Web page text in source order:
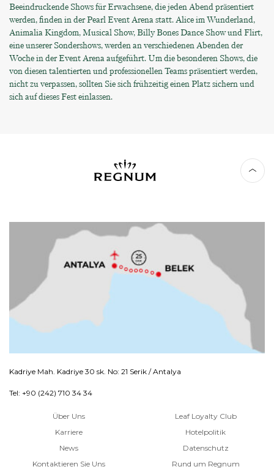
Beeindruckende Shows für Erwachsene, die jeden Abend präsentiert
werden, finden in der Pearl Event Arena statt. Alice im Wunderland,
Animalia Kingdom, Musical Show, Billy Bones Dance Show und Flirt,
eine unserer Sondershows, werden an verschiedenen Abenden der
Woche in der Event Arena aufgeführt. Um die besonderen Shows, die
von diesen talentierten und professionellen Teams präsentiert werden,
nicht zu verpassen, sollten Sie sich frühzeitig einen Platz sichern und
sich auf dieses Fest einlassen.
Kadriye Mah. Kadriye 30 sk. No: 21 Serik / Antalya
Tel: +90 (242) 710 34 34
Über Uns
Karriere
News
Kontaktieren Sie Uns
Leaf Loyalty Club
Hotelpolitik
Datenschutz
Rund um Regnum